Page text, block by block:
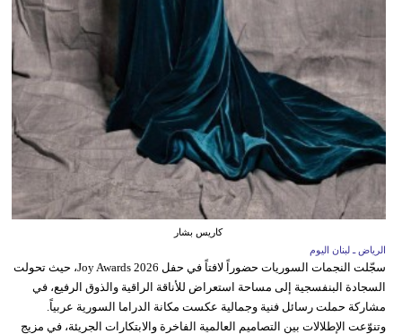
كاريس بشار
الرياض ـ لبنان اليوم
سجّلت النجمات السوريات حضوراً لافتاً في حفل Joy Awards 2026، حيث تحولت
السجادة البنفسجية إلى مساحة استعراض للأناقة الراقية والذوق الرفيع، في
مشاركة حملت رسائل فنية وجمالية عكست مكانة الدراما السورية عربياً.
وتنوّعت الإطلالات بين التصاميم العالمية الفاخرة والابتكارات الجريئة، في مزيج